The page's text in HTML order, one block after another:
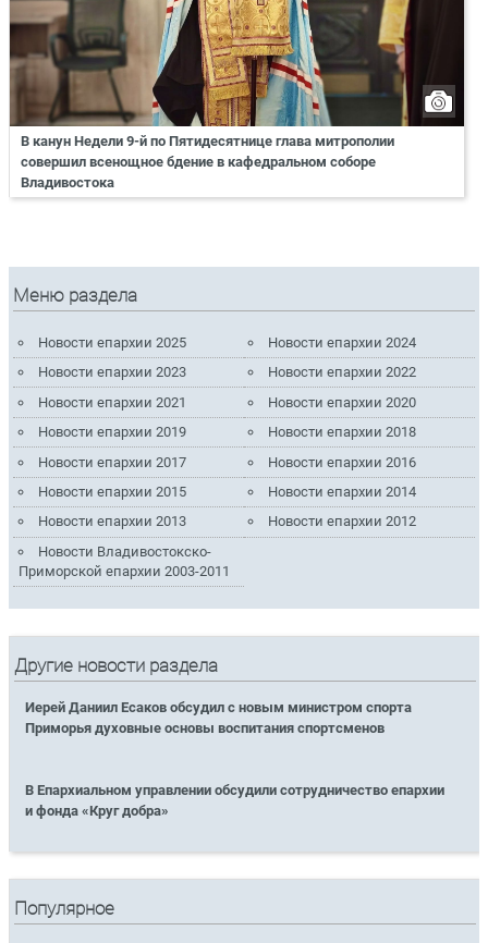
В канун Недели 9-й по Пятидесятнице глава митрополии
совершил всенощное бдение в кафедральном соборе
Владивостока
Меню раздела
Новости епархии 2025
Новости епархии 2024
Новости епархии 2023
Новости епархии 2022
Новости епархии 2021
Новости епархии 2020
Новости епархии 2019
Новости епархии 2018
Новости епархии 2017
Новости епархии 2016
Новости епархии 2015
Новости епархии 2014
Новости епархии 2013
Новости епархии 2012
Новости Владивостокско-
Приморской епархии 2003-2011
Другие новости раздела
Иерей Даниил Есаков обсудил с новым министром спорта
Приморья духовные основы воспитания спортсменов
В Епархиальном управлении обсудили сотрудничество епархии
и фонда «Круг добра»
Популярное